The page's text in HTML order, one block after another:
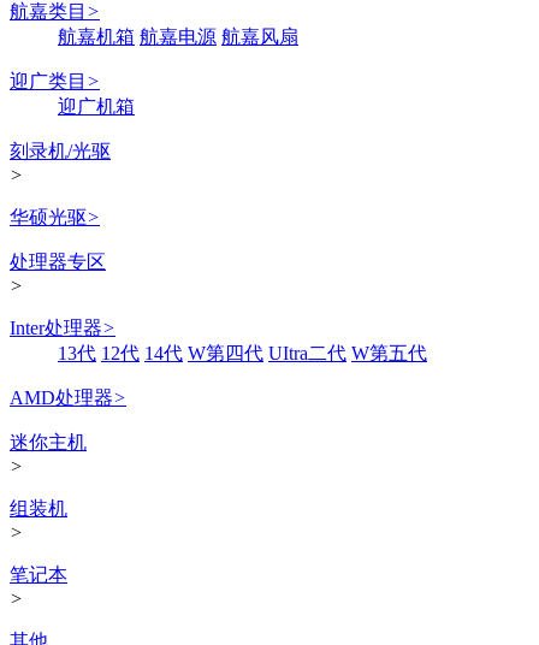
航嘉类目 >
航嘉机箱 航嘉电源 航嘉风扇
迎广类目 >
迎广机箱
刻录机/光驱
>
华硕光驱>
处理器专区
>
Inter处理器>
13代 12代 14代 W第四代 UItra二代 W第五代
AMD处理器>
迷你主机
>
组装机
>
笔记本
>